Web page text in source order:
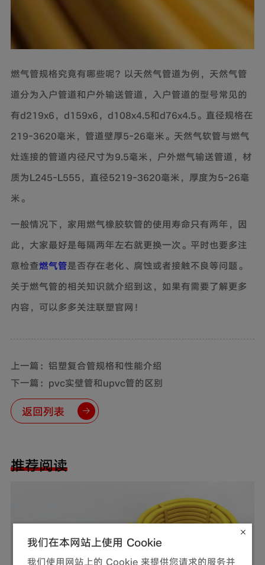
燃气管规格究竟有哪些呢？以天然气管道为例，天然气管
道分为入户管道和户外输送管道，入户管道的型号常见的
有d219x6，d159x6，d108x4.5和d76x4.5。直径规格在
219-3620毫米，管道壁厚5-26毫米。天然气软管与燃气
灶连接的管道内径尺寸为9.5毫米，户外燃气输送管道，材
质为L245-L555，直径5219-3620毫米，厚度为5-26毫
米。
一般情况下，家用燃气橡胶软管的使用寿命只有两年，因
此，大家最好是每隔两年左右就更换一次。平时也要多注
意检查燃气管是否存在老化、腐蚀或者接触不良等问题。
关于燃气管的相关知识就介绍到这，如果有需要了解更多
内容，可以多多关注联塑官网！
上一篇：铝塑复合管规格和性能介绍
下一篇：pvc实壁管和upvc管的区别
返回列表
推荐阅读
我们在本网站上使用 Cookie
我们使用网站上的 Cookie 来提供您请求的服务并